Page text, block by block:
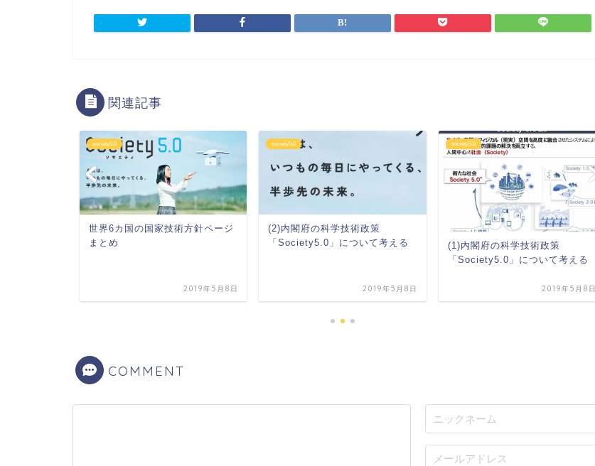
関連記事
society5.0
世界6カ国の国家技術方針ページ
まとめ
2019年5月8日
society5.0
(2)内閣府の科学技術政策
「Society5.0」について考える
2019年5月8日
society5.0
(1)内閣府の科学技術政策
「Society5.0」について考える
2019年5月8日
COMMENT